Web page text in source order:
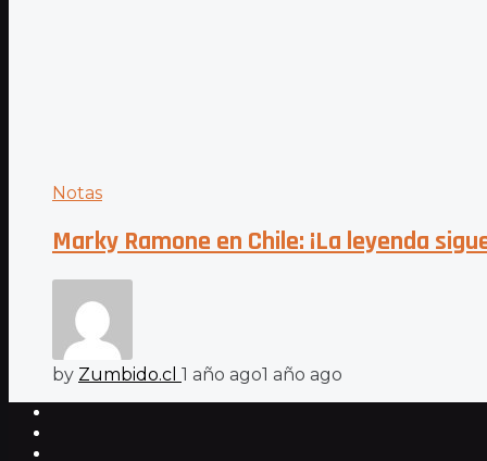
Notas
Marky Ramone en Chile: ¡La leyenda
by Zumbido.cl 1 año ago1 año ago